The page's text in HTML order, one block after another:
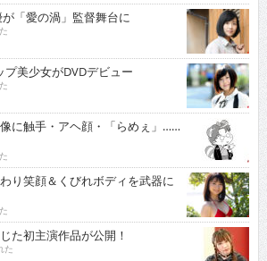
「愛の渦」監督舞台に
美少女がDVDデビュー
に触手・アヘ顔・「らめぇ」……
り笑顔＆くびれボディを武器に
た初主演作品が公開！
た